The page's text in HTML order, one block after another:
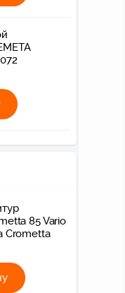
85 Vario
Crometta